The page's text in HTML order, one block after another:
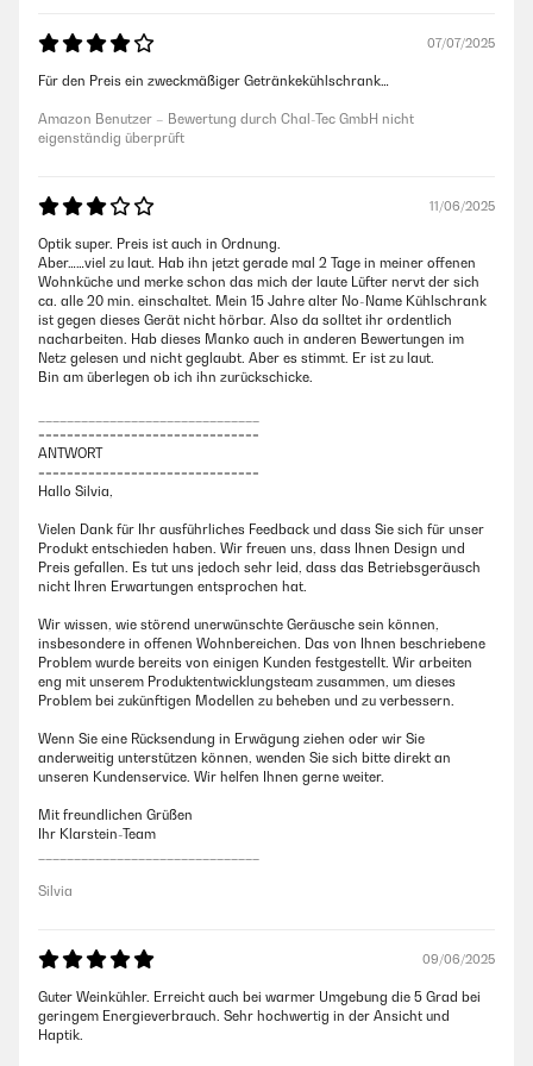
07/07/2025
Für den Preis ein zweckmäßiger Getränkekühlschrank…
Amazon Benutzer – Bewertung durch Chal-Tec GmbH nicht
eigenständig überprüft
11/06/2025
Optik super. Preis ist auch in Ordnung.
Aber……viel zu laut. Hab ihn jetzt gerade mal 2 Tage in meiner offenen
Wohnküche und merke schon das mich der laute Lüfter nervt der sich
ca. alle 20 min. einschaltet. Mein 15 Jahre alter No-Name Kühlschrank
ist gegen dieses Gerät nicht hörbar. Also da solltet ihr ordentlich
nacharbeiten. Hab dieses Manko auch in anderen Bewertungen im
Netz gelesen und nicht geglaubt. Aber es stimmt. Er ist zu laut.
Bin am überlegen ob ich ihn zurückschicke.
===============================
ANTWORT
===============================
Hallo Silvia,
Vielen Dank für Ihr ausführliches Feedback und dass Sie sich für unser
Produkt entschieden haben. Wir freuen uns, dass Ihnen Design und
Preis gefallen. Es tut uns jedoch sehr leid, dass das Betriebsgeräusch
nicht Ihren Erwartungen entsprochen hat.
Wir wissen, wie störend unerwünschte Geräusche sein können,
insbesondere in offenen Wohnbereichen. Das von Ihnen beschriebene
Problem wurde bereits von einigen Kunden festgestellt. Wir arbeiten
eng mit unserem Produktentwicklungsteam zusammen, um dieses
Problem bei zukünftigen Modellen zu beheben und zu verbessern.
Wenn Sie eine Rücksendung in Erwägung ziehen oder wir Sie
anderweitig unterstützen können, wenden Sie sich bitte direkt an
unseren Kundenservice. Wir helfen Ihnen gerne weiter.
Mit freundlichen Grüßen
Ihr Klarstein-Team
Silvia
09/06/2025
Guter Weinkühler. Erreicht auch bei warmer Umgebung die 5 Grad bei
geringem Energieverbrauch. Sehr hochwertig in der Ansicht und
Haptik.